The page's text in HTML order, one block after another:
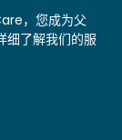
，您成为父
细了解我们的服